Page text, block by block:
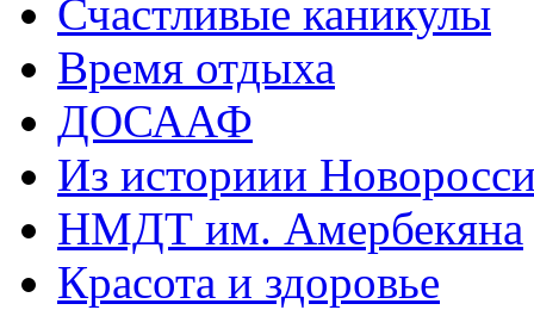
Счастливые каникулы
Время отдыха
ДОСААФ
Из историии
НМДТ им. Амербекяна
Красота и здоровье